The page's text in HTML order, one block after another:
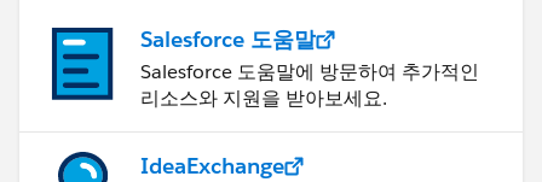
Salesforce 도움말
Salesforce 도움말에 방문하여 추가적인
리소스와 지원을 받아보세요.
IdeaExchange